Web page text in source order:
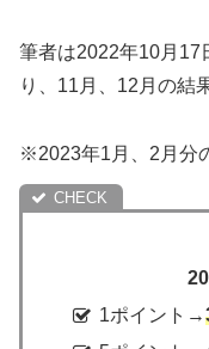
筆者は2022年10月17
り、11月、12月の結
※2023年1月、2月分
1ポイント→